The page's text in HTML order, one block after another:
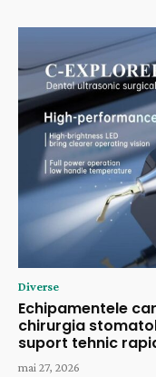
Diverse
Echipamentele
chirurgia
suport tehnic
mai 27, 2026